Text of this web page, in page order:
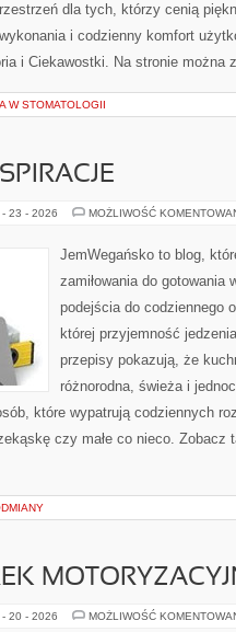
dla tych, którzy cenią
i codzienny komfort
i Ciekawostki. Na stronie można
W STOMATOLOGII
- 23 - 2026 MOŻLIWOŚĆ
JemWegańsko to blog,
zamiłowania do gotowania
podejścia do codziennego
której przyjemność
przepisy pokazują, że
różnorodna, świeża i
które wypatrują codziennych
czy małe co nieco.
- 20 - 2026 MOŻLIWOŚĆ